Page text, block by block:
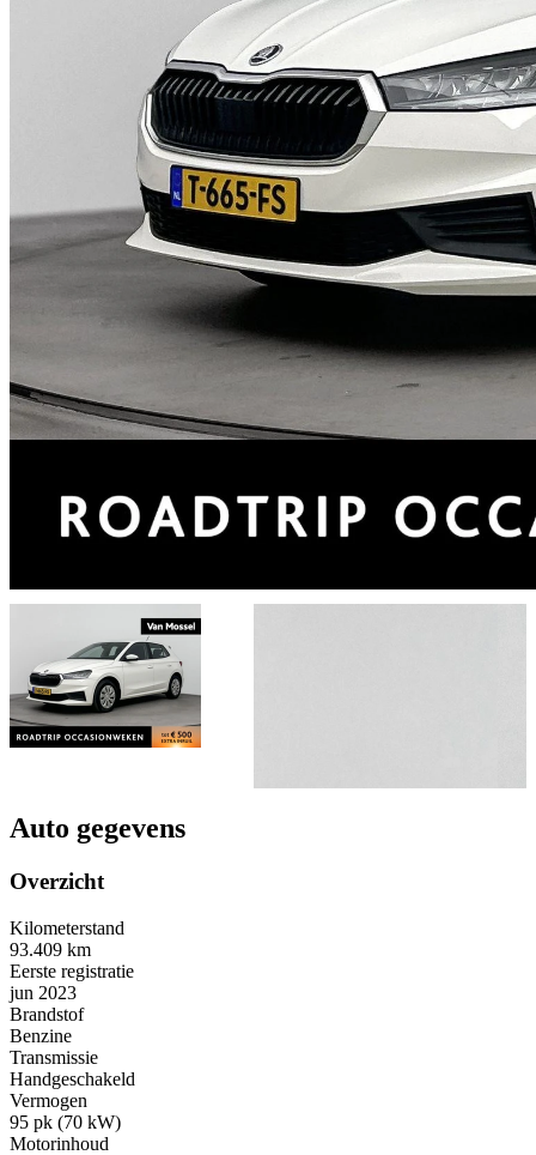
Auto gegevens
Overzicht
Kilometerstand
93.409 km
Eerste registratie
jun 2023
Brandstof
Benzine
Transmissie
Handgeschakeld
Vermogen
95 pk (70 kW)
Motorinhoud